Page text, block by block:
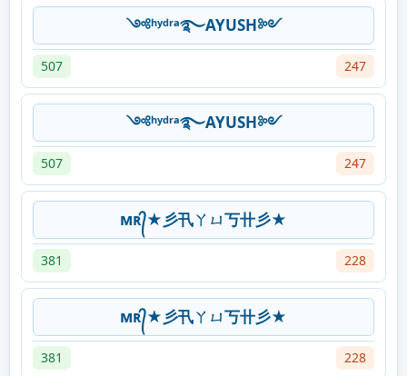
༺ʰʸᵈʳᵃ࿐AYUSH༻
507 247
༺ʰʸᵈʳᵃ࿐AYUSH༻
507 247
мʀ᭄★彡卂ㄚㄩ丂卄彡★
381 228
мʀ᭄★彡卂ㄚㄩ丂卄彡★
381 228